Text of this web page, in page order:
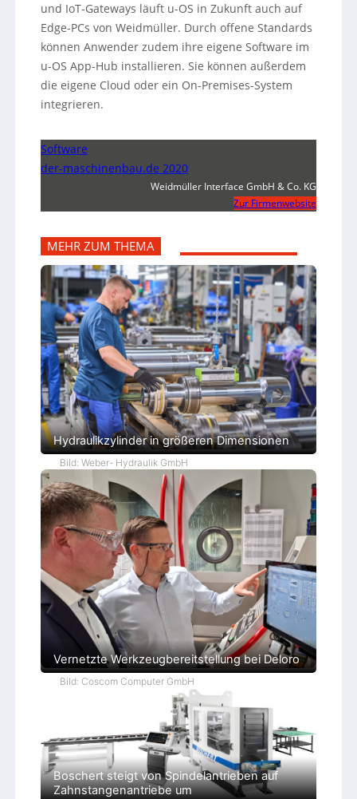
und IoT-Gateways läuft u-OS in Zukunft auch auf
Edge-PCs von Weidmüller. Durch offene Standards
können Anwender zudem ihre eigene Software im
u-OS App-Hub installieren. Sie können außerdem
die eigene Cloud oder ein On-Premises-System
integrieren.
Software
der-maschinenbau.de 2020
Weidmüller Interface GmbH & Co. KG
Zur Firmenwebsite
MEHR ZUM THEMA
Hydraulikzylinder in größeren Dimensionen
Bild: Weber- Hydraulik GmbH
Vernetzte Werkzeugbereitstellung bei Deloro
Bild: Coscom Computer GmbH
Boschert steigt von Spindelantrieben auf
Zahnstangenantriebe um